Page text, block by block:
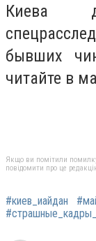
Киева
бывших
читайте в
Якщо ви помітили
повідомити про це
#киев_иайдан